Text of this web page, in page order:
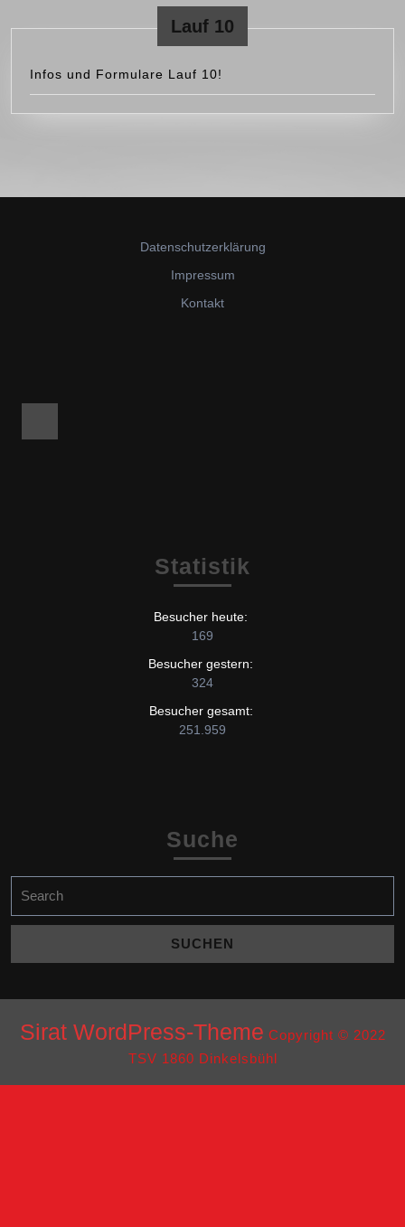
Lauf 10
Infos und Formulare Lauf 10!
Datenschutzerklärung
Impressum
Kontakt
Statistik
Besucher heute:
169
Besucher gestern:
324
Besucher gesamt:
251.959
Suche
for:
Sirat WordPress-Theme Copyright © 2022
TSV 1860 Dinkelsbühl